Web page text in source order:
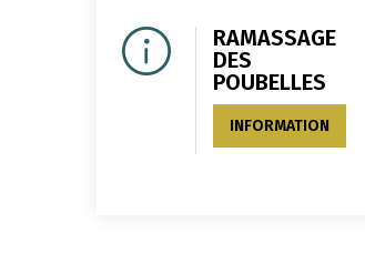
RAMASSAGE
DES
POUBELLES
INFORMATION